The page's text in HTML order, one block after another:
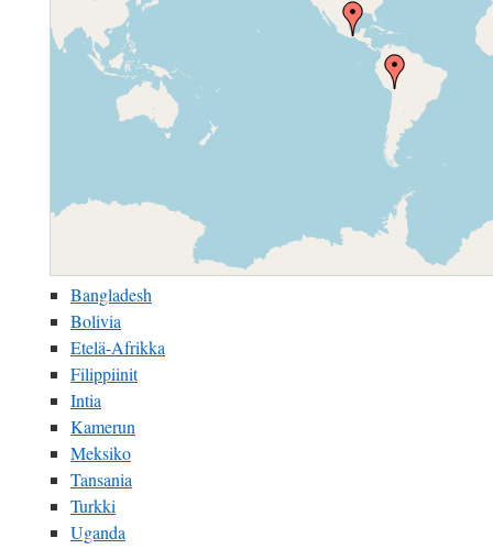
Bangladesh
Bolivia
Etelä-Afrikka
Filippiinit
Intia
Kamerun
Meksiko
Tansania
Turkki
Uganda